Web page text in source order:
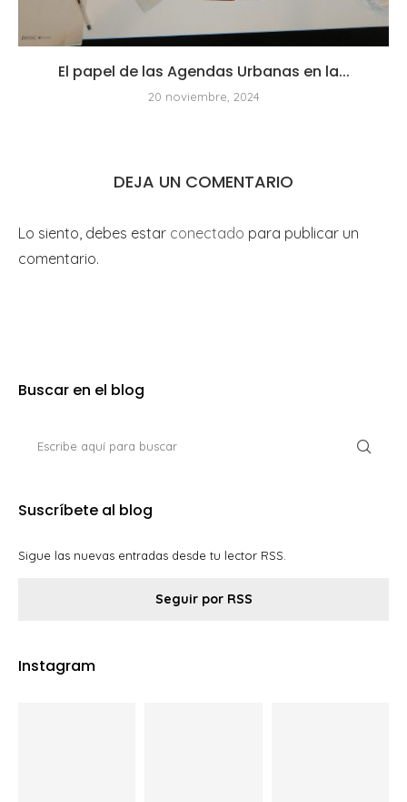
El papel de las Agendas Urbanas en la...
20 noviembre, 2024
DEJA UN COMENTARIO
Lo siento, debes estar conectado para publicar un
comentario.
Buscar en el blog
Suscríbete al blog
Sigue las nuevas entradas desde tu lector RSS.
Seguir por RSS
Instagram